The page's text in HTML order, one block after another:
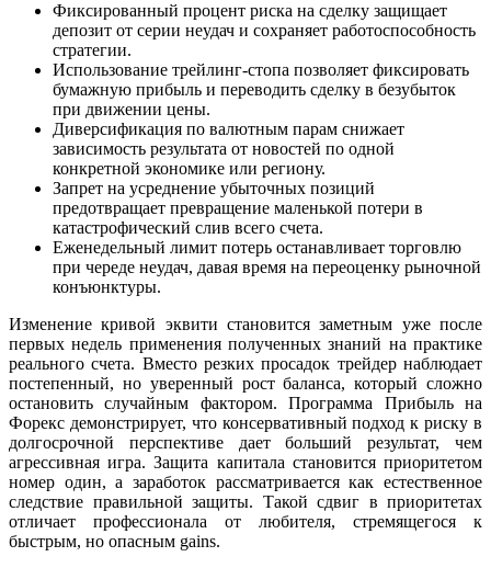
Фиксированный процент риска на сделку защищает
депозит от серии неудач и сохраняет работоспособность
стратегии.
Использование трейлинг-стопа позволяет фиксировать
бумажную прибыль и переводить сделку в безубыток
при движении цены.
Диверсификация по валютным парам снижает
зависимость результата от новостей по одной
конкретной экономике или региону.
Запрет на усреднение убыточных позиций
предотвращает превращение маленькой потери в
катастрофический слив всего счета.
Еженедельный лимит потерь останавливает торговлю
при череде неудач, давая время на переоценку рыночной
конъюнктуры.
Изменение кривой эквити становится заметным уже после
первых недель применения полученных знаний на практике
реального счета. Вместо резких просадок трейдер наблюдает
постепенный, но уверенный рост баланса, который сложно
остановить случайным фактором. Программа Прибыль на
Форекс демонстрирует, что консервативный подход к риску в
долгосрочной перспективе дает больший результат, чем
агрессивная игра. Защита капитала становится приоритетом
номер один, а заработок рассматривается как естественное
следствие правильной защиты. Такой сдвиг в приоритетах
отличает профессионала от любителя, стремящегося к
быстрым, но опасным gains.